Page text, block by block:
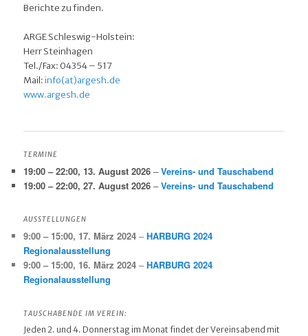
Berichte zu finden.
ARGE Schleswig-Holstein:
Herr Steinhagen
Tel./Fax: 04354 – 517
Mail:info(at)argesh.de
www.argesh.de
TERMINE
19:00 – 22:00, 13. August 2026 –Vereins- und Tauschabend
19:00 – 22:00,27. August 2026 –Vereins- und Tauschabend
AUSSTELLUNGEN
9:00 – 15:00, 17. März 2024 –HARBURG 2024
Regionalausstellung
9:00 – 15:00, 16. März 2024 –HARBURG 2024
Regionalausstellung
TAUSCHABENDE IM VEREIN:
Jeden 2. und 4. Donnerstag im Monat findet der Vereinsabend mit